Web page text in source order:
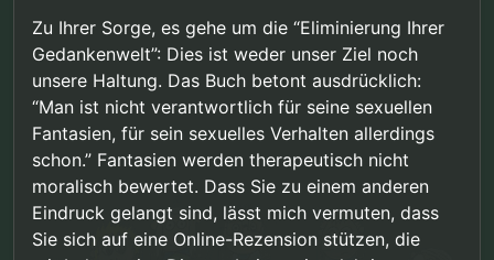
Zu Ihrer Sorge, es gehe um die “Eliminierung Ihrer
Gedankenwelt”: Dies ist weder unser Ziel noch
unsere Haltung. Das Buch betont ausdrücklich:
“Man ist nicht verantwortlich für seine sexuellen
Fantasien, für sein sexuelles Verhalten allerdings
schon.” Fantasien werden therapeutisch nicht
moralisch bewertet. Dass Sie zu einem anderen
Eindruck gelangt sind, lässt mich vermuten, dass
Sie sich auf eine Online-Rezension stützen, die